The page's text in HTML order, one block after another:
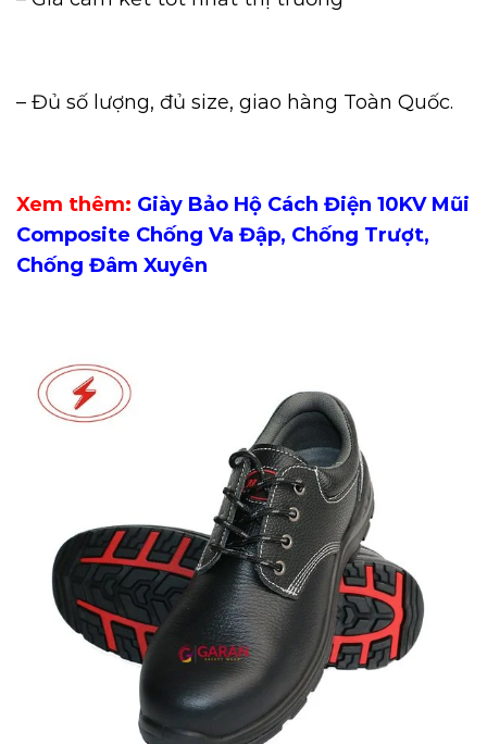
– Đủ số lượng, đủ size, giao hàng Toàn Quốc.
Xem thêm: Giày Bảo Hộ Cách Điện 10KV Mũi
Composite Chống Va Đập, Chống Trượt,
Chống Đâm Xuyên